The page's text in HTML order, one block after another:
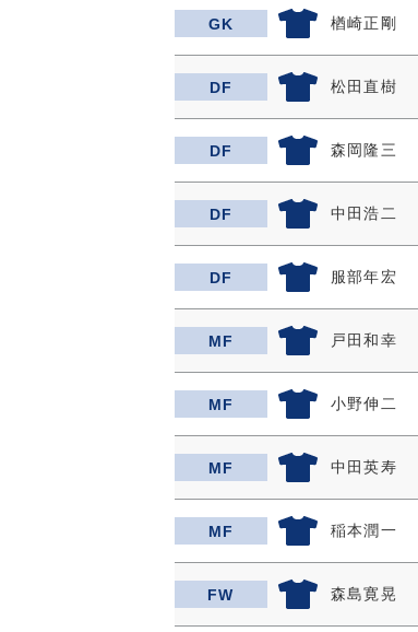
GK 楢崎正剛
DF 松田直樹
DF 森岡隆三
DF 中田浩二
DF 服部年宏
MF 戸田和幸
MF 小野伸二
MF 中田英寿
MF 稲本潤一
FW 森島寛晃